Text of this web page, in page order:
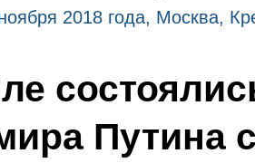
2018 года, Москва,
Путина